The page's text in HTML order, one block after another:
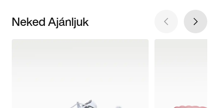
Neked Ajánljuk